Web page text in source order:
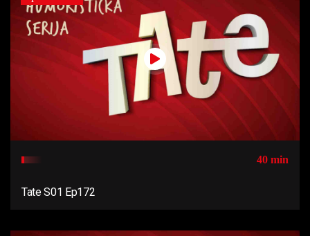
40 min
Tate S01 Ep172